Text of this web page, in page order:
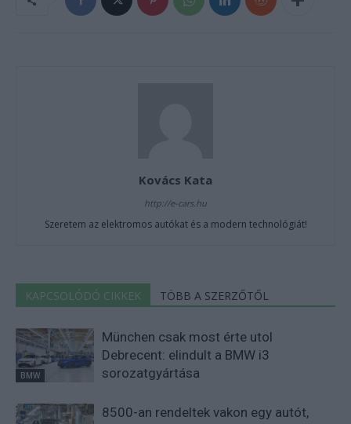
Kovács Kata
http://e-cars.hu
Szeretem az elektromos autókat és a modern technológiát!
KAPCSOLÓDÓ CIKKEK TÖBB A SZERZŐTŐL
BMW
München csak most érte utol
Debrecent: elindult a BMW i3
sorozatgyártása
8500-an rendeltek vakon egy autót,